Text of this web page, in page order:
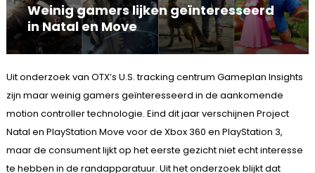
Weinig gamers lijken geïnteresseerd
in Natal en Move
Uit onderzoek van OTX’s U.S. tracking centrum Gameplan Insights
zijn maar weinig gamers geïnteresseerd in de aankomende
motion controller technologie. Eind dit jaar verschijnen Project
Natal en PlayStation Move voor de Xbox 360 en PlayStation 3,
maar de consument lijkt op het eerste gezicht niet echt interesse
te hebben in de randapparatuur. Uit het onderzoek blijkt dat